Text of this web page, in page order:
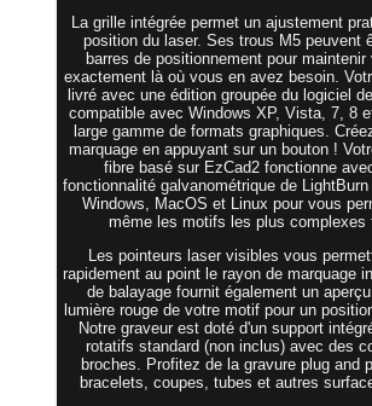
La grille intégrée permet un ajustement
position du laser. Ses trous M5 peuvent
barres de positionnement pour
exactement là où vous en avez besoin.
livré avec une édition groupée du logiciel
compatible avec Windows XP, Vista, 7, 8
large gamme de formats graphiques.
marquage en appuyant sur un bouton !
fibre basé sur EzCad2 fonctionne
fonctionnalité galvanométrique de
Windows, MacOS et Linux pour vous
même les motifs les plus complexes
Les pointeurs laser visibles vous
rapidement au point le rayon de marquage
de balayage fournit également un
lumière rouge de votre motif pour un
Notre graveur est doté d'un support
rotatifs standard (non inclus) avec des
broches. Profitez de la gravure plug and
bracelets, coupes, tubes et autres